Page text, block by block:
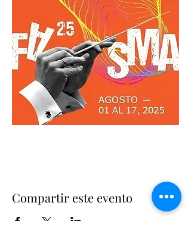
Compartir este evento